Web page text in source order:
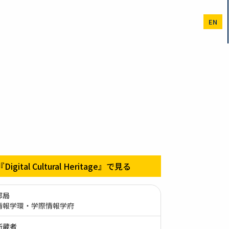
EN
Digital Cultural Heritage』で見る
局
報学環・学際情報学府
蔵者